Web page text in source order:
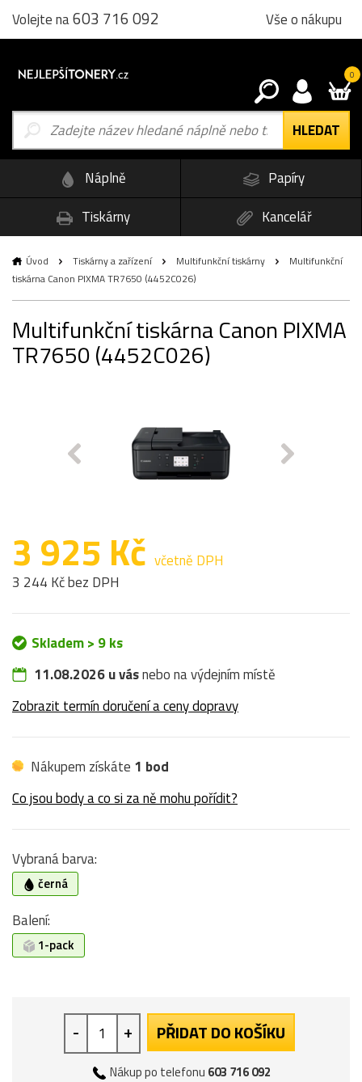
Volejte na603 716 092 Vše o nákupu
0
Náplně
Papíry
Tiskárny
Kancelář
Úvod Tiskárny a zařízení Multifunkční tiskárny
Multifunkční
tiskárna Canon PIXMA TR7650 (4452C026)
Multifunkční tiskárna Canon PIXMA
TR7650 (4452C026)
3 925 Kč včetně DPH
3 244 Kč bez DPH
Skladem > 9 ks
11.08.2026 u vásnebo na výdejním místě
Zobrazit termín doručení a ceny dopravy
Nákupem získáte 1 bod
Co jsou body a co si za ně mohu pořídit?
Vybraná barva:
černá
Balení:
1-pack
- + PŘIDAT DO KOŠÍKU
Nákup po telefonu 603 716 092